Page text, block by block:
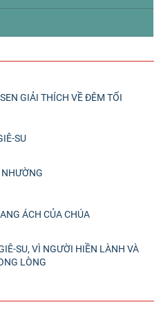
GIẢI THÍCH VỀ ĐÊM TỐI
SU
ÁCH CỦA CHÚA
SU, VÌ NGƯỜI HIỀN LÀNH VÀ
LÒNG